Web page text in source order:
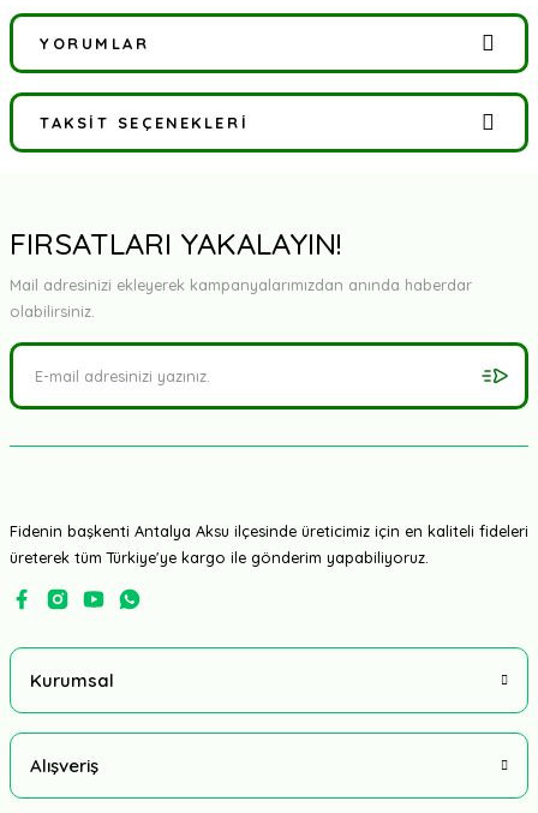
YORUMLAR
Bu ürüne ilk yorumu siz yapın!
TAKSIT SEÇENEKLERI
FIRSATLARI YAKALAYIN!
Mail adresinizi ekleyerek kampanyalarımızdan anında haberdar
olabilirsiniz.
Fidenin başkenti Antalya Aksu ilçesinde üreticimiz için en kaliteli fideleri
üreterek tüm Türkiye'ye kargo ile gönderim yapabiliyoruz.
Kurumsal
Alışveriş